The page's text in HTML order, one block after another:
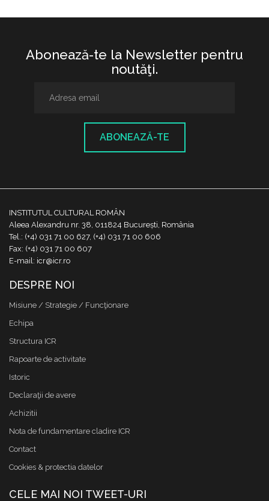
Abonează-te la Newsletter pentru
noutăţi.
ABONEAZĂ-TE
INSTITUTUL CULTURAL ROMÂN
Aleea Alexandru nr. 38, 011824 București, România
Tel.: (+4) 031 71 00 627, (+4) 031 71 00 606
Fax: (+4) 031 71 00 607
E-mail: icr@icr.ro
DESPRE NOI
Misiune / Strategie / Funcţionare
Echipa
Structura ICR
Rapoarte de activitate
Istoric
Declaraţii de avere
Achizitii
Nota de fundamentare cladire ICR
Contact
Cookies & protectia datelor
CELE MAI NOI TWEET-URI